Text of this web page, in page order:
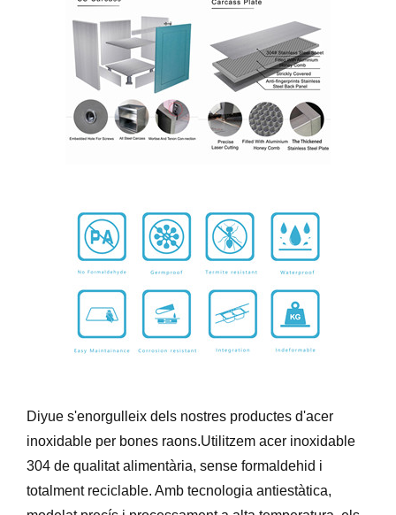
Diyue s'enorgulleix dels nostres productes d'acer
inoxidable per bones raons.Utilitzem acer inoxidable
304 de qualitat alimentària, sense formaldehid i
totalment reciclable. Amb tecnologia antiestàtica,